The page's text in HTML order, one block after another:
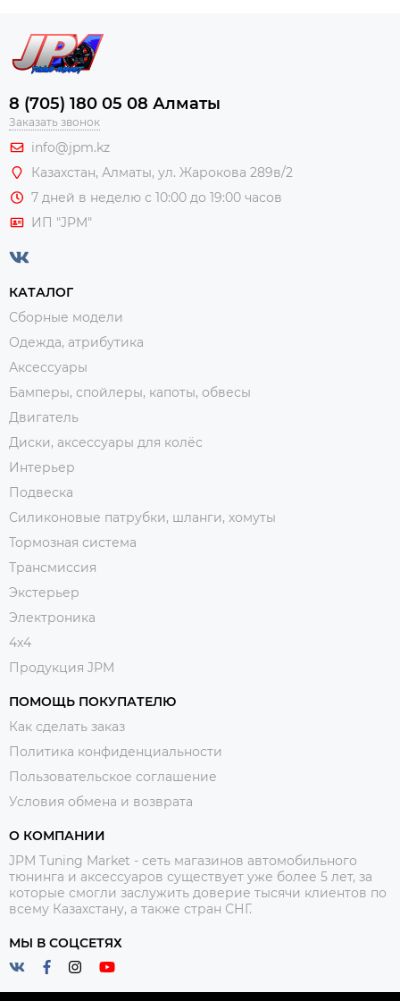
8 (705) 180 05 08 Алматы
Заказать звонок
info@jpm.kz
Казахстан, Алматы, ул. Жарокова 289в/2
7 дней в неделю с 10:00 до 19:00 часов
ИП "JPM"
КАТАЛОГ
Сборные модели
Одежда, атрибутика
Аксессуары
Бамперы, спойлеры, капоты, обвесы
Двигатель
Диски, аксессуары для колёс
Интерьер
Подвеска
Силиконовые патрубки, шланги, хомуты
Тормозная система
Трансмиссия
Экстерьер
Электроника
4x4
Продукция JPM
ПОМОЩЬ ПОКУПАТЕЛЮ
Как сделать заказ
Политика конфиденциальности
Пользовательское соглашение
Условия обмена и возврата
О КОМПАНИИ
JPM Tuning Market - сеть магазинов автомобильного
тюнинга и аксессуаров существует уже более 5 лет, за
которые смогли заслужить доверие тысячи клиентов по
всему Казахстану, а также стран СНГ.
МЫ В СОЦСЕТЯХ